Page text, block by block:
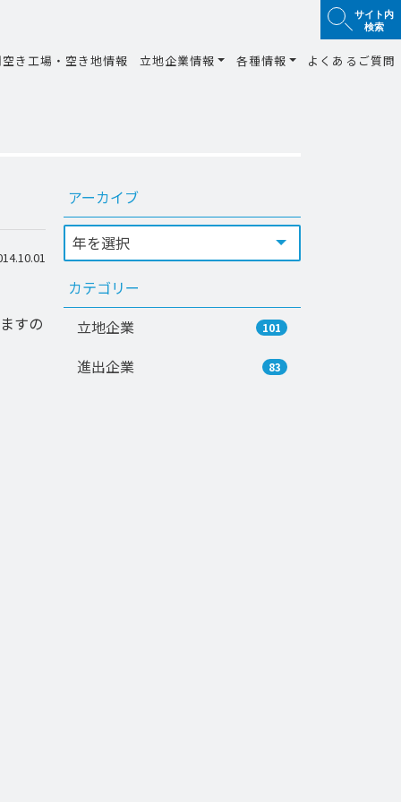
サイト内
検索
空き工場・空き地情報 立地企業情報 各種情報 よくあるご質問
すの
アーカイブ
カテゴリー
立地企業
101
進出企業 83